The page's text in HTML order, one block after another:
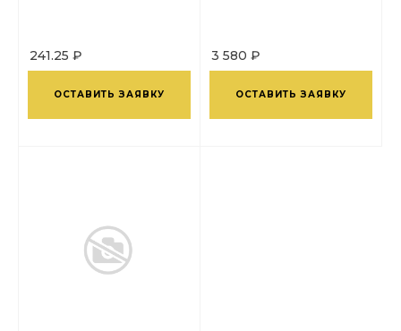
241.25 ₽
ОСТАВИТЬ ЗАЯВКУ
3 580 ₽
ОСТАВИТЬ ЗАЯВКУ